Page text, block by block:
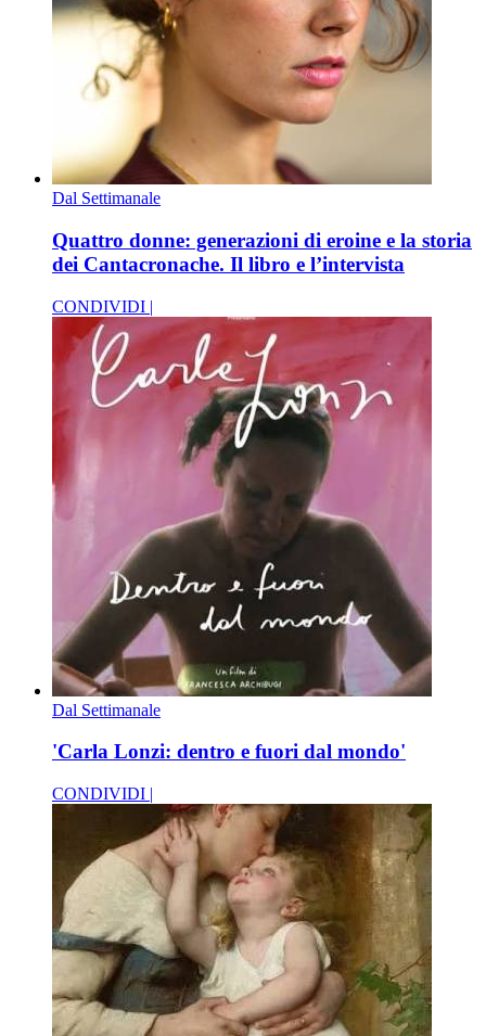
Dal Settimanale
Quattro donne: generazioni di eroine e la storia
dei Cantacronache. Il libro e l’intervista
CONDIVIDI |
Dal Settimanale
'Carla Lonzi: dentro e fuori dal mondo'
CONDIVIDI |